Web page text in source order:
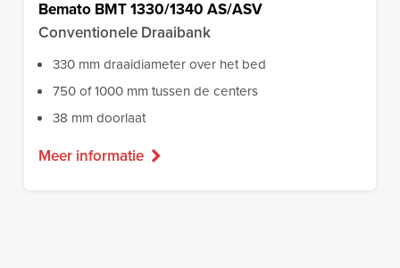
Bemato BMT 1330/1340 AS/ASV
Conventionele Draaibank
330 mm draaidiameter over het bed
750 of 1000 mm tussen de centers
38 mm doorlaat
Meer informatie